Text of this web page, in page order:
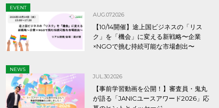
EVENT
AUG.07.2026
【10/14開催】途上国ビジネスの「リス
ク」を「機会」に変える新戦略〜企業
×NGOで挑む持続可能な市場創出〜
NEWS
JUL.30.2026
【事前学習動画を公開！】審査員・鬼丸
が語る「JANICユースアワード2026」応